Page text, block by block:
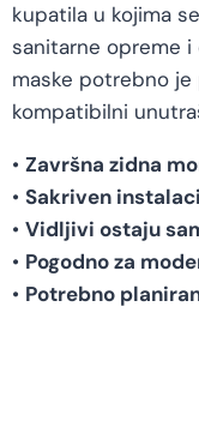
kupatila u kojima
sanitarne opreme
maske potrebno
kompatibilni
• Završna zidna
• Sakriven
• Vidljivi ostaju
• Pogodno za
• Potrebno